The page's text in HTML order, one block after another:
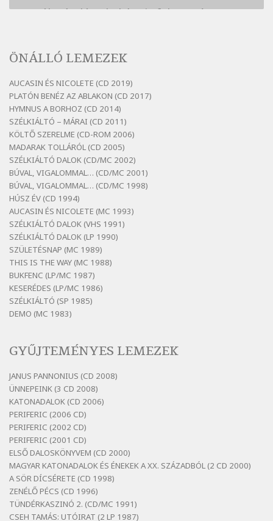
Bertók László: A kukára is fel vagy írva
Szélkiáltó
Bertók László: Az arcodra, ha nem vigyázol
Szélkiáltó
Bertók László: Dinnye Döme
Szélkiáltó
Bertók László: Diófa-levélen
Szélkiáltó
Bertók László: El-elképzelem a falansztert
Szélkiáltó
Bertók László: Elmenni kevés, itt maradni
sok
Szélkiáltó
Bertók László: Mintha már pénteken
vasárnap
Szélkiáltó
Bertók László: Ó, az a hol volt vicinális
Bertók László: Vásáros
Szélkiáltó
Bertók László: Vizibolt
Szélkiáltó
Bornemissza Endre: Szitakötő
Szélkiáltó
Detlev von Liliencron: Bölcsődal
Szélkiáltó
Fenyvesi Béla: Lesz-e még menedék?
Szélkiáltó
ÖNÁLLÓ LEMEZEK
AUCASIN ÉS NICOLETE (CD 2019)
PLATÓN BENÉZ AZ ABLAKON (CD 2017)
HYMNUS A BORHOZ (CD 2014)
SZÉLKIÁLTÓ – MÁRAI (CD 2011)
KÖLTŐ SZERELME (CD-ROM 2006)
MADARAK TOLLÁRÓL (CD 2005)
SZÉLKIÁLTÓ DALOK (CD/MC 2002)
BÚVAL, VIGALOMMAL… (CD/MC 2001)
BÚVAL, VIGALOMMAL… (CD/MC 1998)
HÚSZ ÉV (CD 1994)
AUCASIN ÉS NICOLETE (MC 1993)
SZÉLKIÁLTÓ DALOK (VHS 1991)
SZÉLKIÁLTÓ DALOK (LP 1990)
SZÜLETÉSNAP (MC 1989)
THIS IS THE WAY (MC 1988)
BUKFENC (LP/MC 1987)
KESERÉDES (LP/MC 1986)
SZÉLKIÁLTÓ (SP 1985)
DEMO (MC 1983)
GYŰJTEMÉNYES LEMEZEK
JANUS PANNONIUS (CD 2008)
ÜNNEPEINK (3 CD 2008)
KATONADALOK (CD 2006)
PERIFERIC (2006 CD)
PERIFERIC (2002 CD)
PERIFERIC (2001 CD)
ELSŐ DALOSKÖNYVEM (CD 2000)
MAGYAR KATONADALOK ÉS ÉNEKEK A XX. SZÁZADBÓL (2 CD 2000)
A SÖR DÍCSÉRETE (CD 1998)
ZENÉLŐ PÉCS (CD 1996)
TÜNDÉRKASZINÓ 2. (CD/MC 1991)
CSEH TAMÁS: UTÓIRAT (2 LP 1987)